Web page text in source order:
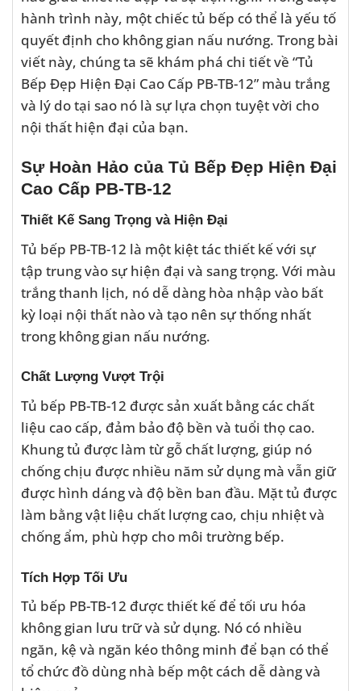
hành trình này, một chiếc tủ bếp có thể là yếu tố
quyết định cho không gian nấu nướng. Trong bài
viết này, chúng ta sẽ khám phá chi tiết về “Tủ
Bếp Đẹp Hiện Đại Cao Cấp PB-TB-12” màu trắng
và lý do tại sao nó là sự lựa chọn tuyệt vời cho
nội thất hiện đại của bạn.
Sự Hoàn Hảo của Tủ Bếp Đẹp Hiện Đại
Cao Cấp PB-TB-12
Thiết Kế Sang Trọng và Hiện Đại
Tủ bếp PB-TB-12 là một kiệt tác thiết kế với sự
tập trung vào sự hiện đại và sang trọng. Với màu
trắng thanh lịch, nó dễ dàng hòa nhập vào bất
kỳ loại nội thất nào và tạo nên sự thống nhất
trong không gian nấu nướng.
Chất Lượng Vượt Trội
Tủ bếp PB-TB-12 được sản xuất bằng các chất
liệu cao cấp, đảm bảo độ bền và tuổi thọ cao.
Khung tủ được làm từ gỗ chất lượng, giúp nó
chống chịu được nhiều năm sử dụng mà vẫn giữ
được hình dáng và độ bền ban đầu. Mặt tủ được
làm bằng vật liệu chất lượng cao, chịu nhiệt và
chống ẩm, phù hợp cho môi trường bếp.
Tích Hợp Tối Ưu
Tủ bếp PB-TB-12 được thiết kế để tối ưu hóa
không gian lưu trữ và sử dụng. Nó có nhiều
ngăn, kệ và ngăn kéo thông minh để bạn có thể
tổ chức đồ dùng nhà bếp một cách dễ dàng và